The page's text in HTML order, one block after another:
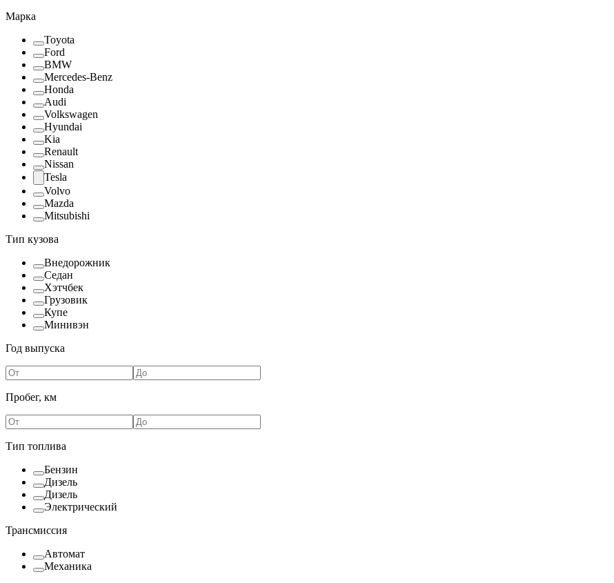
Марка
Toyota
Ford
BMW
Mercedes-Benz
Honda
Audi
Volkswagen
Hyundai
Kia
Renault
Nissan
Tesla
Volvo
Mazda
Mitsubishi
Тип кузова
Внедорожник
Седан
Хэтчбек
Грузовик
Купе
Минивэн
Год выпуска
Пробег, км
Тип топлива
Бензин
Дизель
Дизель
Электрический
Трансмиссия
Автомат
Механика